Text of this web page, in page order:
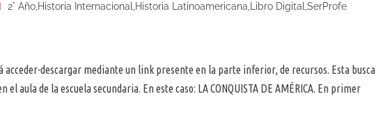
2° Año Historia Internacional Historia Latinoamericana Libro Digital SerProfe
acceder-descargar mediante un link presente en la parte inferior, de recursos. Esta busca
aula de la escuela secundaria. En este caso: LA CONQUISTA DE AMÉRICA. En primer